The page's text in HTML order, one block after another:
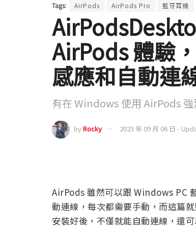
Tags: AirPods AirPods Pro 藍牙耳機
AirPods 體驗
感應和自動連
有在 Windows 使用 AirPods
byRocky 2023 年 09 月 06 日 -
AirPods 雖然可以跟 Windows PC
動連線，每次都需要手動，而這篇
安裝好後，不僅就能自動連線，還